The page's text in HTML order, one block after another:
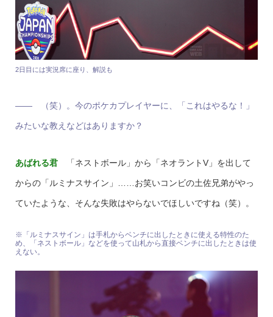
2日目には実況席に座り、解説も
―― （笑）。今のポケカプレイヤーに、「これはやるな！」
みたいな教えなどはありますか？
あばれる君「ネストボール」から「ネオラントV」を出して
からの「ルミナスサイン」……お笑いコンビの土佐兄弟がやっ
ていたような、そんな失敗はやらないでほしいですね（笑）。
※「ルミナスサイン」は手札からベンチに出したときに使える特性のた
め、「ネストボール」などを使って山札から直接ベンチに出したときは使
えない。